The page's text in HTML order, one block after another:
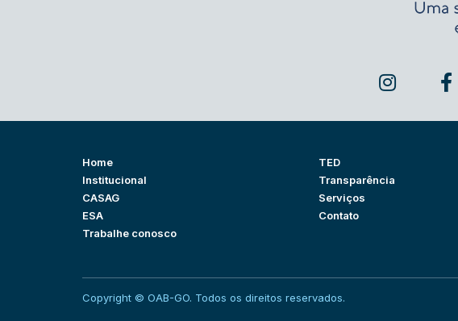
Home
Institucional
CASAG
ESA
Trabalhe conosco
TED
Transparência
Serviços
Contato
Copyright © OAB-GO. Todos os direitos reservados.